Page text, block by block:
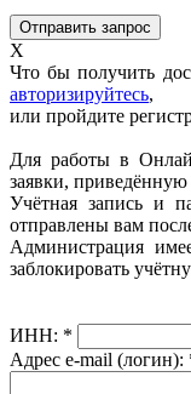
X
Что бы получить
авторизируйтесь,
или пройдите
Для работы в
заявки,
Учётная запись и
отправлены вам
Администрация
заблокировать
ИНН: *
Адрес e-mail (логин):